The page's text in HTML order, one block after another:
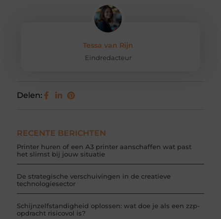
Tessa van Rijn
Eindredacteur
Delen:
RECENTE BERICHTEN
Printer huren of een A3 printer aanschaffen wat past
het slimst bij jouw situatie
De strategische verschuivingen in de creatieve
technologiesector
Schijnzelfstandigheid oplossen: wat doe je als een zzp-
opdracht risicovol is?